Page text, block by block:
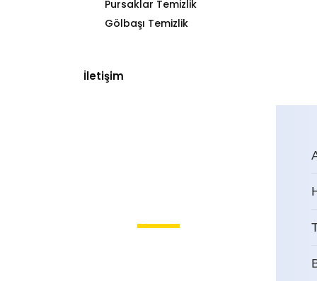
Pursaklar Temizlik
Gölbaşı Temizlik
İletişim